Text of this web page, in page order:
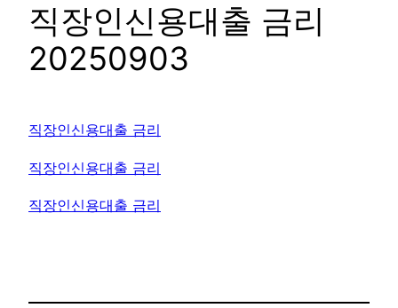
직장인신용대출 금리
20250903
직장인신용대출 금리
직장인신용대출 금리
직장인신용대출 금리